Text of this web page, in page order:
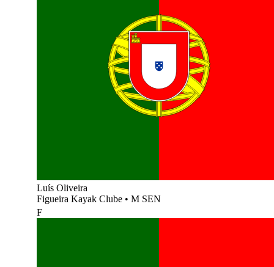
Luís Oliveira
Figueira Kayak Clube • M SEN
F